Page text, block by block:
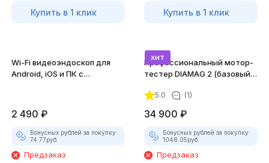
Купить в 1 клик Купить в 1 клик
Wi-Fi видеоэндоскоп для
Android, iOS и ПК с
2 490 ₽
Бонусных рублей за покупку:
74.77руб.
Предзаказ
хит
Профессиональный мотор-
тестер DIAMAG 2 (базовый
5.0 (1)
34 900 ₽
Бонусных рублей за покупку:
1048.05руб.
Предзаказ